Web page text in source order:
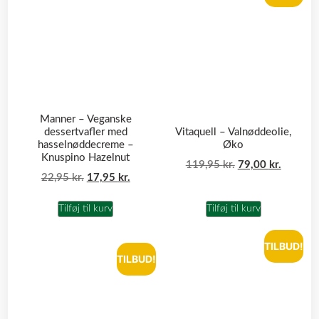
Manner – Veganske
dessertvafler med
hasselnøddecreme –
Knuspino Hazelnut
22,95kr. 17,95 kr.
Tilføj til kurv
Vitaquell – Valnøddeolie,
Øko
119,95kr. 79,00 kr.
Tilføj til kurv
TILBUD!
TILBUD!